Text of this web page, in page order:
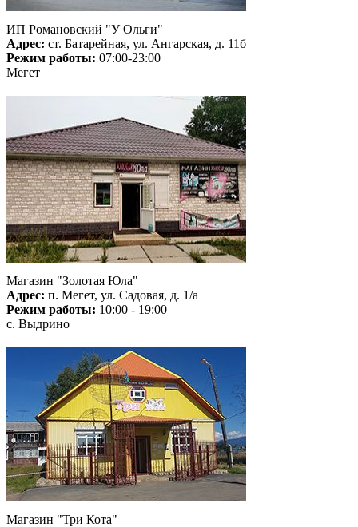
ИП Романовский "У Ольги"
Адрес: ст. Батарейная, ул. Ангарская, д. 11б
Режим работы: 07:00-23:00
Мегет
Магазин "Золотая Юла"
Адрес: п. Мегет, ул. Садовая, д. 1/а
Режим работы: 10:00 - 19:00
с. Выдрино
Магазин "Три Кота"